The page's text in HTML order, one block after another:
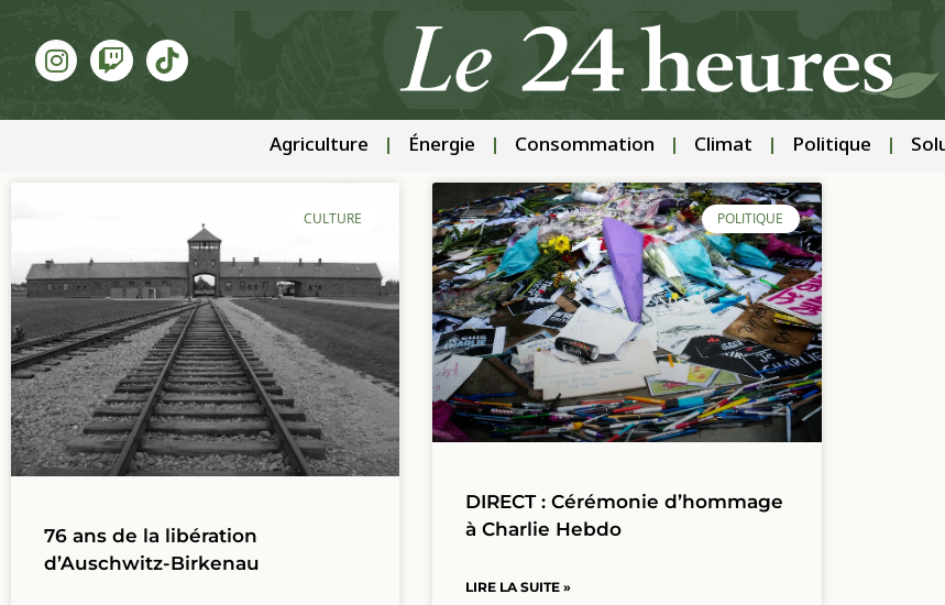
Agriculture Énergie Consommation Climat Politique
CULTURE
76 ans de la libération
d’Auschwitz-Birkenau
POLITIQUE
DIRECT : Cérémonie d’hommage
à Charlie Hebdo
LIRE LA SUITE »